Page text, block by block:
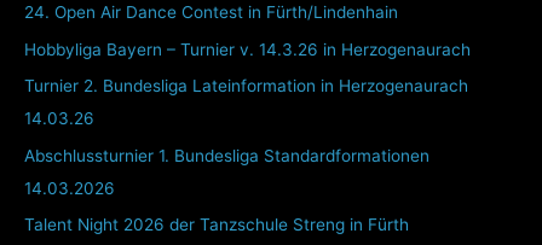
24. Open Air Dance Contest in Fürth/Lindenhain
Hobbyliga Bayern – Turnier v. 14.3.26 in Herzogenaurach
Turnier 2. Bundesliga Lateinformation in Herzogenaurach
14.03.26
Abschlussturnier 1. Bundesliga Standardformationen
14.03.2026
Talent Night 2026 der Tanzschule Streng in Fürth